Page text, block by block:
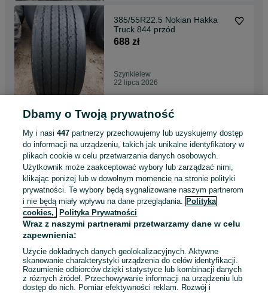
385/55R22.5 Nokian Hakka
Truck 844 przód
688 zł
Szynkielew
22 lipca 2026
11R22.5 Matador Diamond
DH1 napęd 1 sztuka
620 zł
Szynkielew
22 lipca 2026
315/70R22.5 Bridgestone
R297 przód
Szynkielew
22 lipca 2026
Dbamy o Twoją prywatność
My i nasi447 partnerzy przechowujemy lub uzyskujemy dostęp
do informacji na urządzeniu, takich jak unikalne identyfikatory w
plikach cookie w celu przetwarzania danych osobowych.
Użytkownik może zaakceptować wybory lub zarządzać nimi,
klikając poniżej lub w dowolnym momencie na stronie polityki
prywatności. Te wybory będą sygnalizowane naszym partnerom
i nie będą miały wpływu na dane przeglądania. Polityka
cookies,
Polityka Prywatności
Wraz z naszymi partnerami przetwarzamy dane w celu
zapewnienia:
Użycie dokładnych danych geolokalizacyjnych. Aktywne
skanowanie charakterystyki urządzenia do celów identyfikacji.
Rozumienie odbiorców dzięki statystyce lub kombinacji danych
z różnych źródeł. Przechowywanie informacji na urządzeniu lub
dostęp do nich. Pomiar efektywności reklam. Rozwój i